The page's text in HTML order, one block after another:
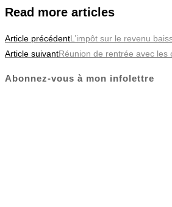
Read more articles
Article précédentL’impôt sur le revenu
Article suivantRéunion de rentrée avec les
Abonnez-vous à mon infolettre